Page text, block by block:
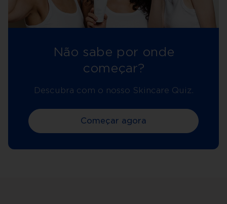
Não sabe por onde
começar?
Descubra com o nosso Skincare Quiz.
Começar agora